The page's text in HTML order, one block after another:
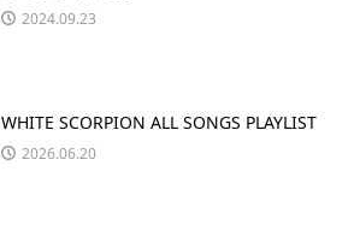
2024.09.23
WHITE SCORPION ALL SONGS PLAYLIST
2026.06.20